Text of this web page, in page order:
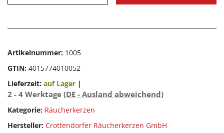
Artikelnummer: 1005
GTIN: 4015774010052
Lieferzeit: auf Lager |
2 - 4 Werktage (DE - Ausland abweichend)
Kategorie: Räucherkerzen
Hersteller: Crottendorfer Räucherkerzen GmbH